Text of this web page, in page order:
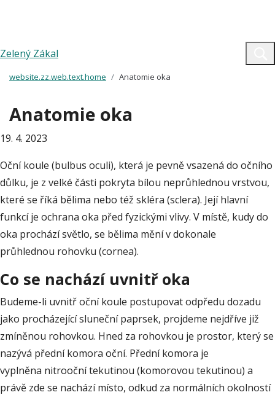
Zelený Zákal
website.zz.web.text.home Anatomie oka
Anatomie oka
19. 4. 2023
Oční koule (bulbus oculi), která je pevně vsazená do očního
důlku, je z velké části pokryta bílou neprůhlednou vrstvou,
které se říká bělima nebo též skléra (sclera). Její hlavní
funkcí je ochrana oka před fyzickými vlivy. V místě, kudy do
oka prochází světlo, se bělima mění v dokonale
průhlednou rohovku (cornea).
Co se nachází uvnitř oka
Budeme-li uvnitř oční koule postupovat odpředu dozadu
jako procházející sluneční paprsek, projdeme nejdříve již
zmíněnou rohovkou. Hned za rohovkou je prostor, který se
nazývá přední komora oční. Přední komora je
vyplněna nitrooční tekutinou (komorovou tekutinou) a
právě zde se nachází místo, odkud za normálních okolností